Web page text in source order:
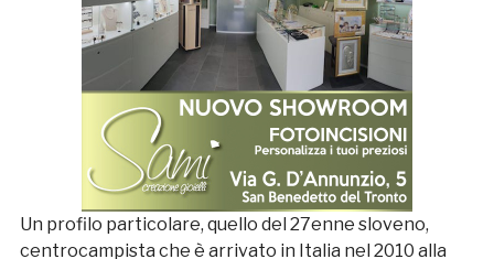
Un profilo particolare, quello del 27enne sloveno,
centrocampista che è arrivato in Italia nel 2010 alla